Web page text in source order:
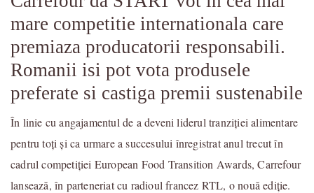
mare competitie internationala care
premiaza producatorii responsabili.
Romanii isi pot vota produsele
preferate si castiga premii sustenabile
În linie cu angajamentul de a deveni liderul tranziției alimentare
pentru toți și ca urmare a succesului înregistrat anul trecut în
cadrul competiției European Food Transition Awards, Carrefour
lansează, în parteneriat cu radioul francez RTL, o nouă ediție.